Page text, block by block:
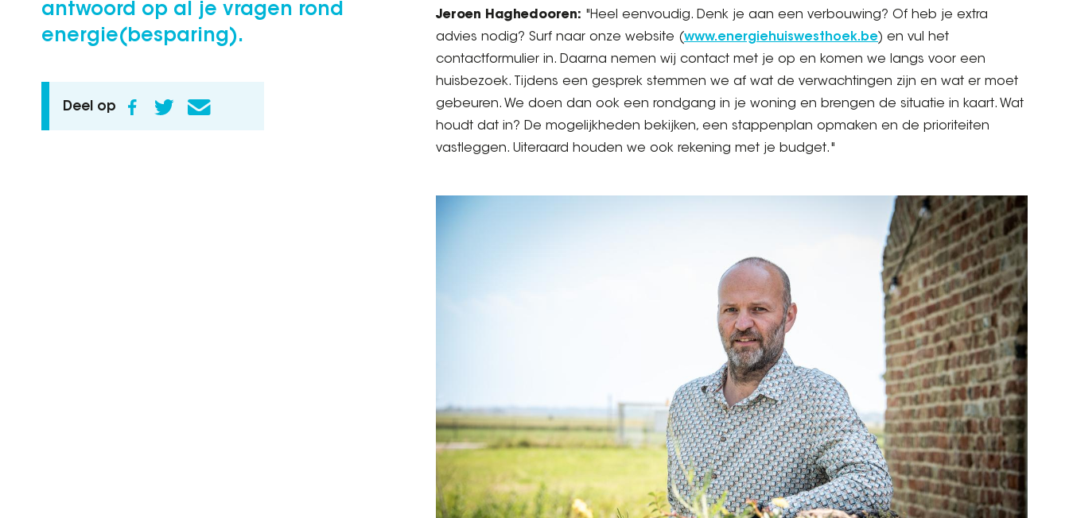
antwoord op al je vragen rond
energie(besparing).
Deel op
Jeroen Haghedooren: "Heel eenvoudig. Denk je aan een verbouwing? Of heb je extra
advies nodig? Surf naar onze website (www.energiehuiswesthoek.be) en vul het
contactformulier in. Daarna nemen wij contact met je op en komen we langs voor een
huisbezoek. Tijdens een gesprek stemmen we af wat de verwachtingen zijn en wat er moet
gebeuren. We doen dan ook een rondgang in je woning en brengen de situatie in kaart. Wat
houdt dat in? De mogelijkheden bekijken, een stappenplan opmaken en de prioriteiten
vastleggen. Uiteraard houden we ook rekening met je budget."